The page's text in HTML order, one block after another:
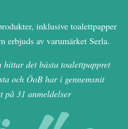
inklusive toalettpapper
erbjuds av varumärket Serla.
det bästa toalettpappret
och ÖoB har i gennemsnit
på 31 anmeldelser